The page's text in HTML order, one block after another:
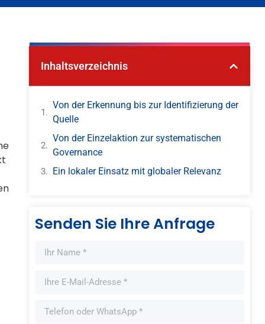
Inhaltsverzeichnis
Von der Erkennung bis zur Identifizierung der
Quelle
Von der Einzelaktion zur systematischen
Governance
Ein lokaler Einsatz mit globaler Relevanz
Senden Sie Ihre Anfrage